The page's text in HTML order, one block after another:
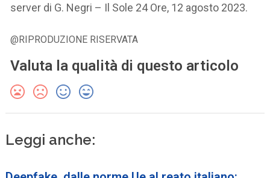
server di G. Negri – Il Sole 24 Ore, 12 agosto 2023.
@RIPRODUZIONE RISERVATA
Valuta la qualità di questo articolo
Leggi anche: